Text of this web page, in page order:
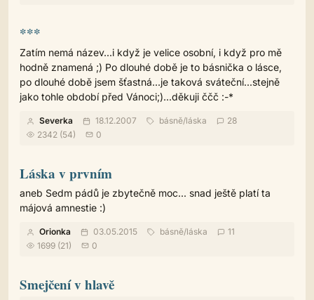
***
Zatím nemá název...i když je velice osobní, i když pro mě
hodně znamená ;) Po dlouhé době je to básnička o lásce,
po dlouhé době jsem šťastná...je taková sváteční...stejně
jako tohle období před Vánoci;)...děkuji ččč :-*
Severka 18.12.2007 básně/láska
28
2342 (54)
0
Láska v prvním
aneb Sedm pádů je zbytečně moc... snad ještě platí ta
májová amnestie :)
Orionka 03.05.2015 básně/láska
11
1699 (21)
0
Smejčení v hlavě